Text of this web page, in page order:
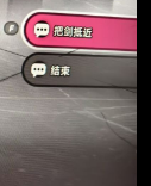
糯：看我幹嘛